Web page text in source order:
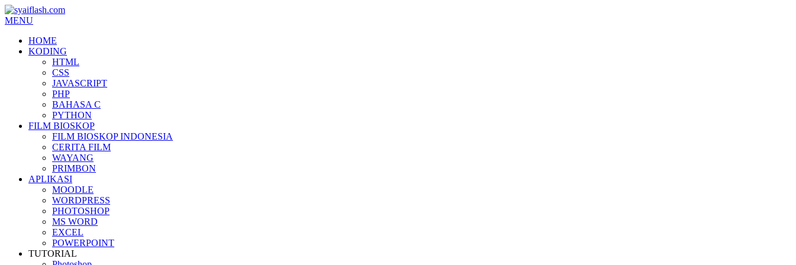
MENU
HOME
KODING
HTML
CSS
JAVASCRIPT
PHP
BAHASA C
PYTHON
FILM BIOSKOP
FILM BIOSKOP INDONESIA
CERITA FILM
WAYANG
PRIMBON
APLIKASI
MOODLE
WORDPRESS
PHOTOSHOP
MS WORD
EXCEL
POWERPOINT
TUTORIAL